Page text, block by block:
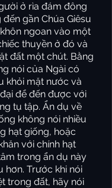
ở rìa đám đông
gần Chúa Giêsu
ngoan vào một
thuyền ở đó và
đất một chút. Bằng
nói của Ngài có
khỏi mặt nước và
để đến được với
tụ tập. Ẩn dụ về
không nói nhiều
hạt giống, hoặc
với chính hạt
trong ẩn dụ này
hơn. Trước khi nói
trong đất, hãy nói